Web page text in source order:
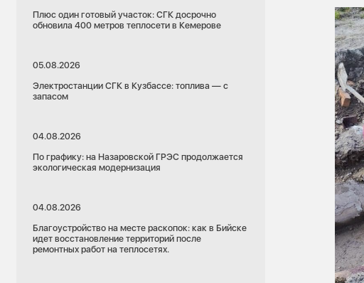
Плюс один готовый участок: СГК досрочно
обновила 400 метров теплосети в Кемерове
05.08.2026
Электростанции СГК в Кузбассе: топлива — с
запасом
04.08.2026
По графику: на Назаровской ГРЭС продолжается
экологическая модернизация
04.08.2026
Благоустройство на месте раскопок: как в Бийске
идет восстановление территорий после
ремонтных работ на теплосетях.